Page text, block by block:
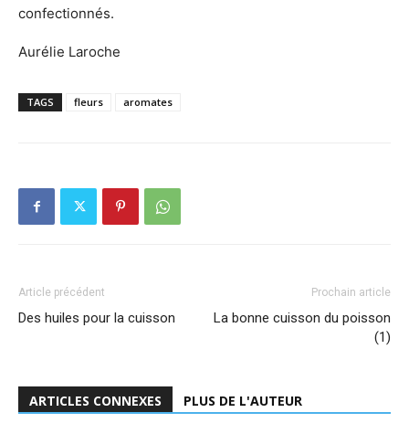
confectionnés.
Aurélie Laroche
TAGS fleurs aromates
Article précédent
Des huiles pour la cuisson
Prochain article
La bonne cuisson du poisson
(1)
ARTICLES CONNEXES PLUS DE L'AUTEUR